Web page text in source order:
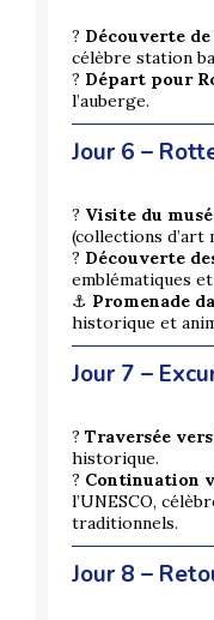
?️ Découverte
célèbre station
? Départ pour
l’auberge.
Jour 6 –
?️ Visite du
(collections d’art
? Découverte
emblématiques
⚓ Promenade
historique et
Jour 7 –
? Traversée
historique.
? Continuation
l’UNESCO,
traditionnels.
Jour 8 –